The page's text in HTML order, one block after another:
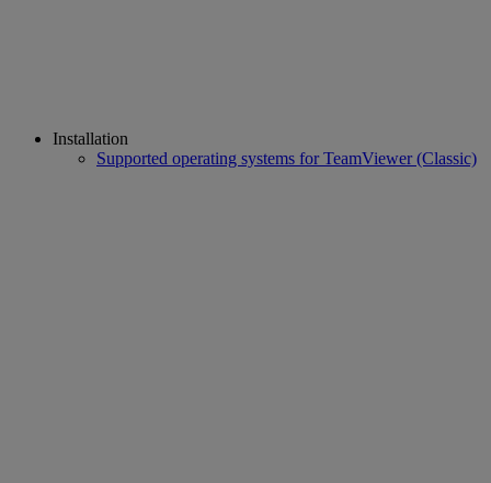
Installation
Supported operating systems for TeamViewer (Classic)